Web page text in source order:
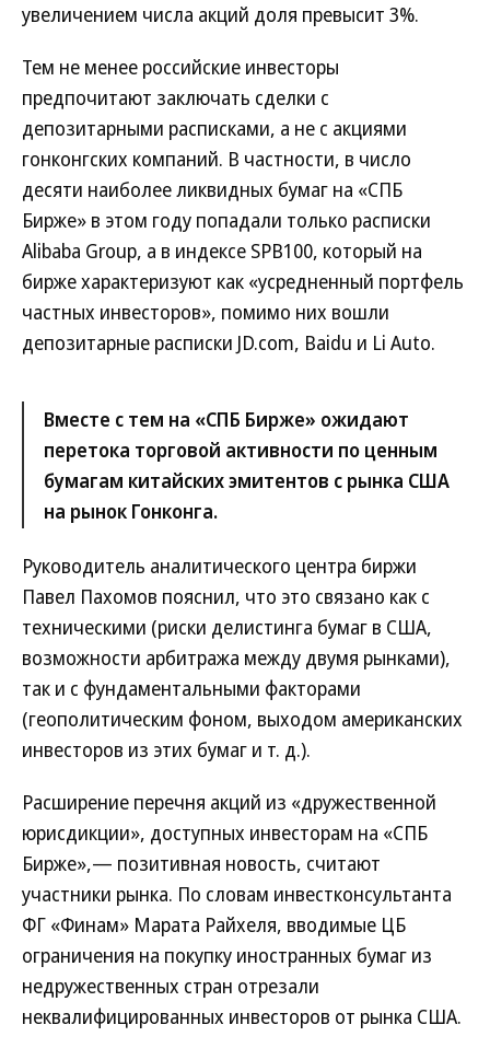
увеличением числа акций доля превысит 3%.
Тем не менее российские инвесторы
предпочитают заключать сделки с
депозитарными расписками, а не с акциями
гонконгских компаний. В частности, в число
десяти наиболее ликвидных бумаг на «СПБ
Бирже» в этом году попадали только расписки
Alibaba Group, а в индексе SPB100, который на
бирже характеризуют как «усредненный портфель
частных инвесторов», помимо них вошли
депозитарные расписки JD.com, Baidu и Li Auto.
Вместе с тем на «СПБ Бирже» ожидают
перетока торговой активности по ценным
бумагам китайских эмитентов с рынка США
на рынок Гонконга.
Руководитель аналитического центра биржи
Павел Пахомов пояснил, что это связано как с
техническими (риски делистинга бумаг в США,
возможности арбитража между двумя рынками),
так и с фундаментальными факторами
(геополитическим фоном, выходом американских
инвесторов из этих бумаг и т. д.).
Расширение перечня акций из «дружественной
юрисдикции», доступных инвесторам на «СПБ
Бирже»,— позитивная новость, считают
участники рынка. По словам инвестконсультанта
ФГ «Финам» Марата Райхеля, вводимые ЦБ
ограничения на покупку иностранных бумаг из
недружественных стран отрезали
неквалифицированных инвесторов от рынка США.